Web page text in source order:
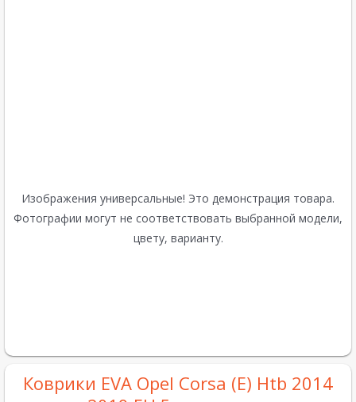
Изображения универсальные! Это демонстрация товара.
Фотографии могут не соответствовать выбранной модели,
цвету, варианту.
Коврики EVA Opel Corsa (E) Htb 2014